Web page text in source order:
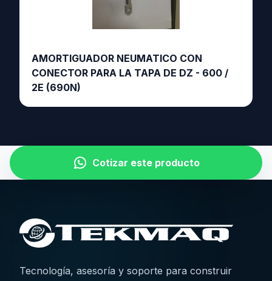
AMORTIGUADOR NEUMATICO CON
CONECTOR PARA LA TAPA DE DZ - 600 /
2E (690N)
Cotizar este producto
Tecnología, asesoría y soporte para construir